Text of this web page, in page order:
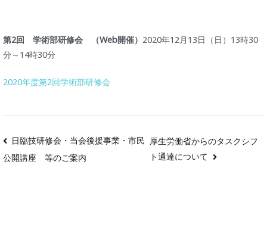
第2回 学術部研修会 （Web開催） 2020年12月13日（日）13時30
分～14時30分
2020年度第2回学術部研修会
日臨技研修会・当会後援事業・市民
公開講座 等のご案内
厚生労働省からのタスクシフ
ト通達について